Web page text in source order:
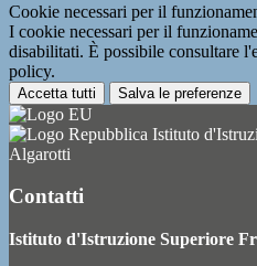
Cookie necessari per il
I cookie necessari per il
disabilitati. È possibile consultare
policy.
Accetta tutti Salva le preferenze
Istituto
Algarotti
Contatti
Istituto d'Istruzione Superiore